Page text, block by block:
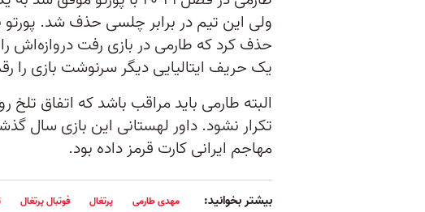
ولی این تیم در برابر چلسی حذف شد. پورتو
حذف کرد که طارمی در بازی رفت دروازه‌اش
یک حریف ایتالیایی دیگر سرنوشت بازی را
البته طارمی باید مراقب باشد که اتفاق
تکرار نشود. داور لهستانی این بازی سال
مهاجم ایرانی کارت قرمز داده بود.
بیشتر بخوانید: مهدی طارمی پرتغال فوتبال پرتغال